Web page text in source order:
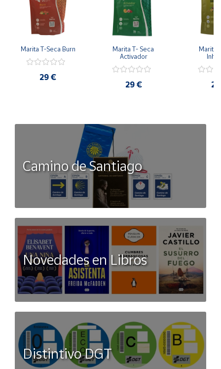
Marita T-Seca Burn
29 €
Marita T- Seca
Activador
29 €
Marita
Camino de Santiago
Novedades en Libros
Distintivo DGT